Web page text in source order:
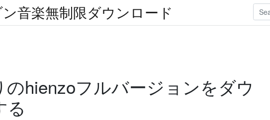
音楽無制限ダウンロード
hienzoフルバージョンをダウ
る